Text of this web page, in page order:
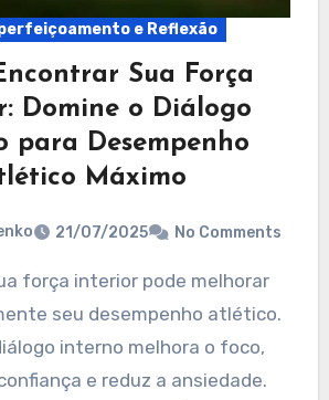
e Reflexão
Sua Força
Domine o Diálogo
para Desempenho
Máximo
21/07/2025 No Comments
seu desempenho atlético.
interno melhora o foco,
e reduz a ansiedade.